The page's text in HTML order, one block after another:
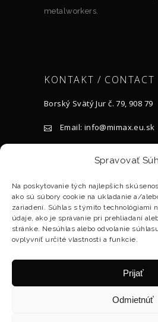
Spravovať
Na poskytovanie tých najlepších
ako sú súbory cookie na ukladanie a/
zariadení. Súhlas s týmito technológiami
údaje, ako je správanie pri prehliadaní
stránke. Nesúhlas alebo odvolanie
ovplyvniť určité vlastnosti a funkcie.
Prijať
Odmietnúť
metalworkers.
KONTAKT / CONTACT
Borský Svätý Jur č. 79, 908 79
Email: info@mimax.eu.sk
BILLING
ID: 45697418
VAT ID : SK2023115996